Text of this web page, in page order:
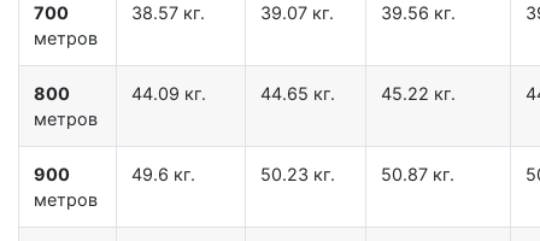
700
метров
38.57 кг. 39.07 кг. 39.56 кг.
800
метров
44.09 кг. 44.65 кг. 45.22 кг.
900
метров
49.6 кг. 50.23 кг. 50.87 кг.